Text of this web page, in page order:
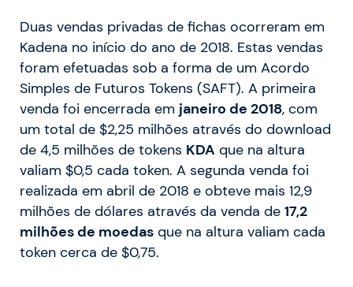
Duas vendas privadas de fichas ocorreram em
Kadena no início do ano de 2018. Estas vendas
foram efetuadas sob a forma de um Acordo
Simples de Futuros Tokens (SAFT). A primeira
venda foi encerrada em janeiro de 2018, com
um total de $2,25 milhões através do download
de 4,5 milhões de tokens KDA que na altura
valiam $0,5 cada token. A segunda venda foi
realizada em abril de 2018 e obteve mais 12,9
milhões de dólares através da venda de 17,2
milhões de moedas que na altura valiam cada
token cerca de $0,75.